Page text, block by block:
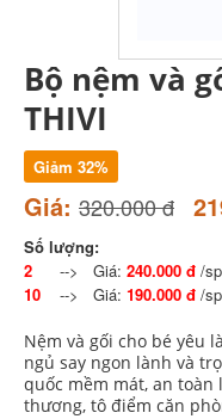
Bộ nệm và
THIVI
Giảm 32%
Giá: 320.000 đ
Số lượng:
2
--> Giá: 240.000 đ /sp
10 --> Giá: 190.000 đ /sp
Nệm và gối cho bé yêu
ngủ say ngon lành và
quốc mềm mát, an
thương, tô điểm căn